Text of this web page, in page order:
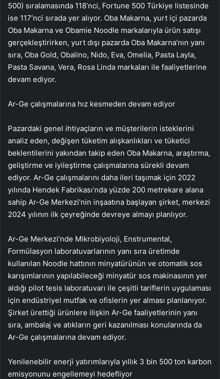
500) sıralamasında 118’nci, Fortune 500 Türkiye listesinde
ise 117’nci sırada yer alıyor. Oba Makarna, yurt içi pazarda
Oba Makarna ve Obamie Noodle markalarıyla ürün satışı
gerçekleştirirken, yurt dışı pazarda Oba Makarna’nın yanı
sıra, Oba Gold, Obalino, Nido, Eva, Omelia, Pasta Layla,
Pasta Savana, Vera, Rosa Linda markaları ile faaliyetlerine
devam ediyor.
Ar-Ge çalışmalarına hız kesmeden devam ediyor
Pazardaki genel ihtiyaçların ve müşterilerin isteklerini
analiz eden, değişen tüketim alışkanlıkları ve tüketici
beklentilerini yakından takip eden Oba Makarna, araştırma,
geliştirme ve iyileştirme çalışmalarına sürekli devam
ediyor. Ar-Ge çalışmalarını daha ileri taşımak için 2022
yılında Hendek Fabrikası’nda yüzde 200 metrekare alana
sahip Ar-Ge Merkezi’nin inşaatına başlayan şirket, merkezi
2024 yılının ilk çeyreğinde devreye almayı planlıyor.
Ar-Ge Merkezi’nde Mikrobiyoloji, Enstrumental,
Formülasyon laboratuvarlarının yanı sıra üretimde
kullanılan Noodle hattının minyatürünün ve otomatik sos
karışımlarının yapılabileceği minyatür sos makinasının yer
aldığı pilot tesis laboratuvarı ile çeşitli tariflerin uygulaması
için endüstriyel mutfak ve ofislerin yer alması planlanıyor.
Şirket ürettiği ürünlere ilişkin Ar-Ge faaliyetlerinin yanı
sıra, ambalaj ve atıkların geri kazanılması konularında da
Ar-Ge çalışmalarına devam ediyor.
Yenilenebilir enerji yatırımlarıyla yıllık 3 bin 500 ton karbon
emisyonunu engellemeyi hedefliyor